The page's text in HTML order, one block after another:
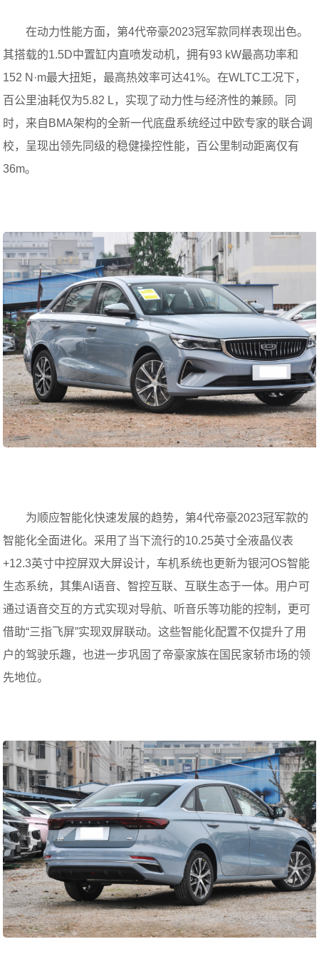
在动力性能方面，第4代帝豪2023冠军款同样表现出色。
其搭载的1.5D中置缸内直喷发动机，拥有93 kW最高功率和
152 N·m最大扭矩，最高热效率可达41%。在WLTC工况下，
百公里油耗仅为5.82 L，实现了动力性与经济性的兼顾。同
时，来自BMA架构的全新一代底盘系统经过中欧专家的联合调
校，呈现出领先同级的稳健操控性能，百公里制动距离仅有
36m。
为顺应智能化快速发展的趋势，第4代帝豪2023冠军款的
智能化全面进化。采用了当下流行的10.25英寸全液晶仪表
+12.3英寸中控屏双大屏设计，车机系统也更新为银河OS智能
生态系统，其集AI语音、智控互联、互联生态于一体。用户可
通过语音交互的方式实现对导航、听音乐等功能的控制，更可
借助“三指飞屏”实现双屏联动。这些智能化配置不仅提升了用
户的驾驶乐趣，也进一步巩固了帝豪家族在国民家轿市场的领
先地位。